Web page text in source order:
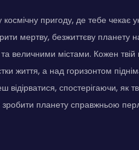
пригоду, де тебе чекає
мертву, безжиттєву планету
величними містами. Кожен твій
життя, а над горизонтом
спостерігаючи, як
планету справжньою